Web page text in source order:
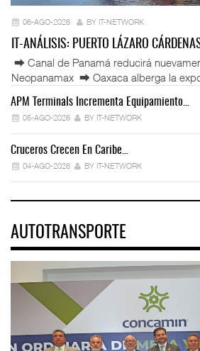
06-AGO-2026 BY IT-NETWORK
IT-ANÁLISIS: PUERTO LÁZARO
⮕ Canal de Panamá reducirá
Neopanamax ⮕ Oaxaca alberga la
APM Terminals Incrementa Equipamiento…
05-AGO-2026 BY IT-NETWORK
Cruceros Crecen En Caribe…
04-AGO-2026 BY IT-NETWORK
AUTOTRANSPORTE